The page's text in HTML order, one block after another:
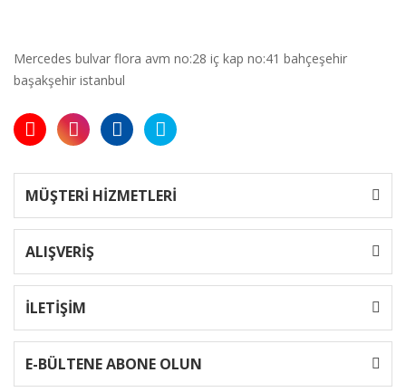
Mercedes bulvar flora avm no:28 iç kap no:41 bahçeşehir
başakşehir istanbul
MÜŞTERİ HİZMETLERİ
ALIŞVERİŞ
İLETİŞİM
E-BÜLTENE ABONE OLUN